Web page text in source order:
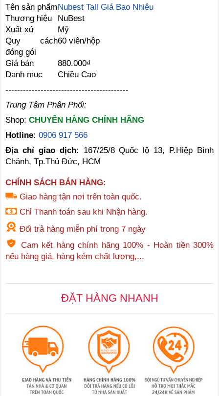
Tên sản phẩmNubest Tall Giá Bao Nhiêu
Thương hiệu
NuBest
Xuất xứ
Mỹ
Quy cách
đóng gói
60 viên/hộp
Giá bán
880.000₫
Danh mục
Chiều Cao
------------------------------------------
Trung Tâm Phân Phối:
Shop: CHUYÊN HÀNG CHÍNH HÃNG
Hotline: 0906 917 566
Địa chỉ giao dịch: 167/25/8 Quốc lộ 13, P.Hiệp Bình
Chánh, Tp.Thủ Đức, HCM
CHÍNH SÁCH BÁN HÀNG:
Giao hàng tận nơi trên toàn quốc.
Chỉ Thanh toán sau khi Nhận hàng.
Đổi trả hàng miễn phí trong 7 ngày
Cam kết hàng chính hãng 100% - Hoàn tiền 300%
nếu hàng giả, hàng kém chất lượng,...
ĐẶT HÀNG NHANH